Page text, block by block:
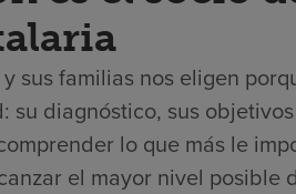
sus familias nos eligen
diagnóstico, sus
lo que más le
el mayor nivel posible